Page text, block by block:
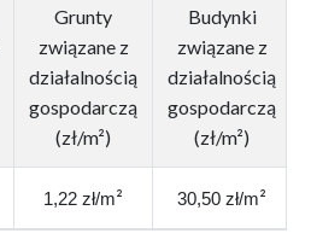
Grunty
związane z
działalnością
gospodarczą
(zł/m²)
Budynki
związane z
działalnością
gospodarczą
(zł/m²)
1,22 zł/m² 30,50 zł/m²